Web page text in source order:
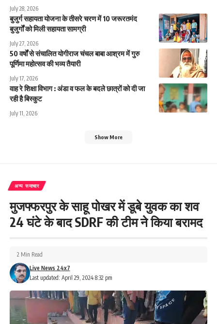
July 28, 2026
बुजुर्ग सहायता योजना के तीसरे चरण में 10 जरूरतमंद
बुजुर्गों को मिली सहायता सामग्री
July 27, 2026
50 वर्षों से संचालित योगीराज चंचल बाबा आश्रम में गुरु
पूर्णिमा महोत्सव की भव्य तैयारी
July 17, 2026
वाह रे शिक्षा विभाग : अंडा व फल के बदले छात्रों को दी जा
रही है बिस्कुट
July 11, 2026
Show More
अन्य समाचार
मुजफ्फरपुर के साहू पोखर में डूबे युवक का शव
24 घंटे के बाद SDRF की टीम ने किया बरामद
Last updated: April 29, 2024 8:32 pm
Live News 24x7
2 Min Read